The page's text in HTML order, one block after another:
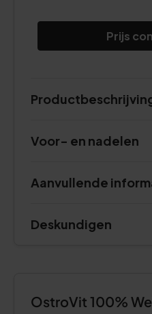
Prijs
Voor- en nadelen
Aanvullende
Deskundigen
OstroVit 100%